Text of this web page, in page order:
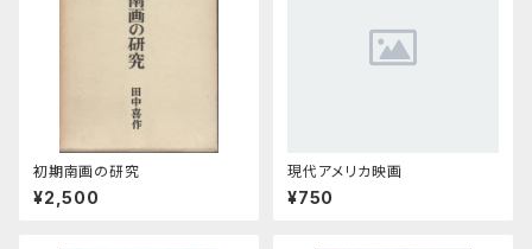
初期南画の研究
¥2,500
現代アメリカ映画
¥750